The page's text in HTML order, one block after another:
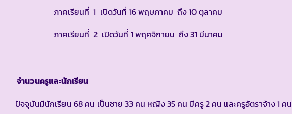
ภาคเรียนที่ 1 เปิดวันที่ 16 พฤษภาคม ถึง 10 ตุลาคม
ภาคเรียนที่ 2 เปิดวันที่ 1 พฤศจิกายน ถึง 31 มีนาคม
จำนวนครูและนักเรียน
ปัจจุบันมีนักเรียน 68 คน เป็นชาย 33 คน หญิง 35 คน มีครู 2 คน และครูอัตราจ้าง 1 คน